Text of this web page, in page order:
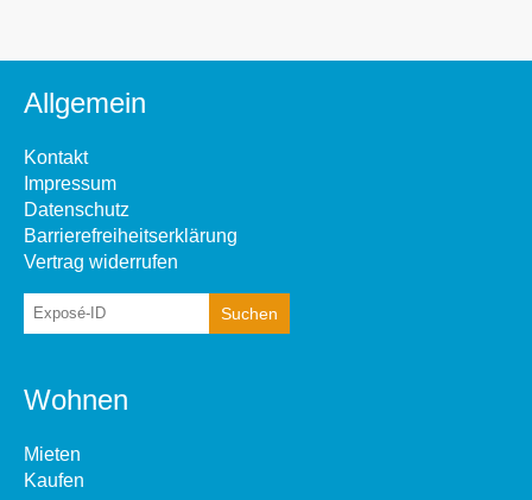
Allgemein
Kontakt
Impressum
Datenschutz
Barrierefreiheitserklärung
Vertrag widerrufen
Wohnen
Mieten
Kaufen